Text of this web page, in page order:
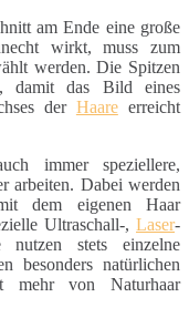
am Ende eine große
wirkt, muss zum
werden. Die Spitzen
damit das Bild eines
der Haareerreicht
immer speziellere,
arbeiten. Dabei werden
dem eigenen Haar
Ultraschall-, Laser-
nutzen stets einzelne
besonders natürlichen
von Naturhaar